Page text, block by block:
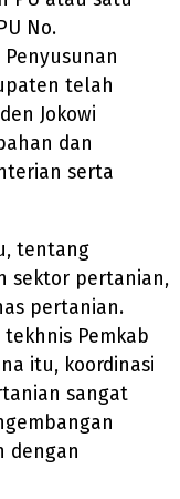
No.
telah
Jokowi
dan
serta
tentang
sektor pertanian,
pertanian.
Pemkab
itu, koordinasi
sangat
dengan